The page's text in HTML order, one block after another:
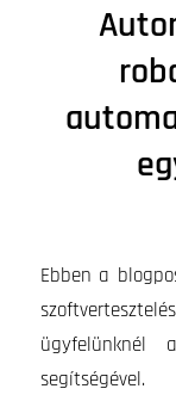
Ebben a
ügyfelünknél
segítségével.